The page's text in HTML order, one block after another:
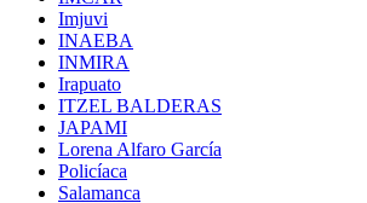
Imjuvi
INAEBA
INMIRA
Irapuato
ITZEL BALDERAS
JAPAMI
Lorena Alfaro García
Policíaca
Salamanca